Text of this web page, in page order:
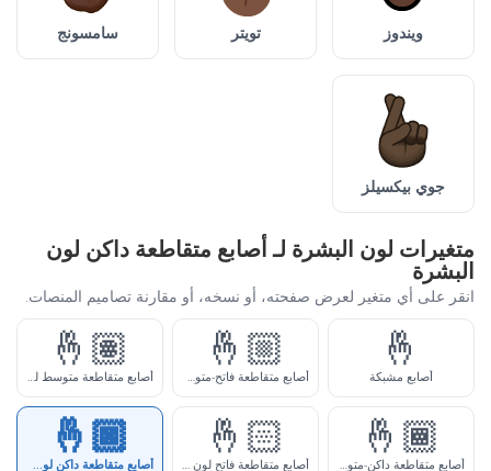
ويندوز تويتر سامسونج
جوي بيكسيلز
متغيرات لون البشرة لـ أصابع متقاطعة داكن لون
البشرة
انقر على أي متغير لعرض صفحته، أو نسخه، أو مقارنة تصاميم المنصات.
🤞
أصابع مشبكة
🤞🏼
أصابع متقاطعة فاتح-متوسط لون البشرة
🤞🏽
أصابع متقاطعة متوسط لون البشرة
🤞🏾
أصابع متقاطعة داكن-متوسط لون البشرة
🤞🏻
أصابع متقاطعة فاتح لون البشرة
🤞🏿
أصابع متقاطعة داكن لون البشرة